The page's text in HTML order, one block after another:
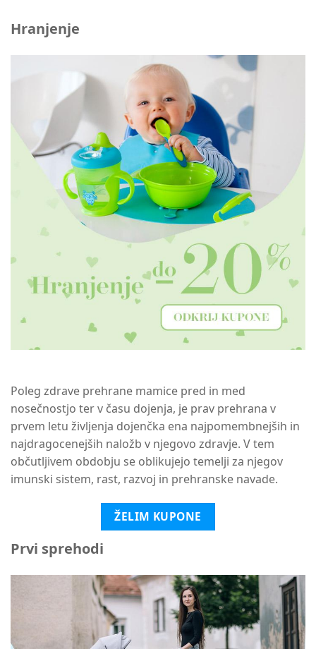
Hranjenje
Poleg zdrave prehrane mamice pred in med
nosečnostjo ter v času dojenja, je prav prehrana v
prvem letu življenja dojenčka ena najpomembnejših in
najdragocenejših naložb v njegovo zdravje. V tem
občutljivem obdobju se oblikujejo temelji za njegov
imunski sistem, rast, razvoj in prehranske navade.
ŽELIM KUPONE
Prvi sprehodi